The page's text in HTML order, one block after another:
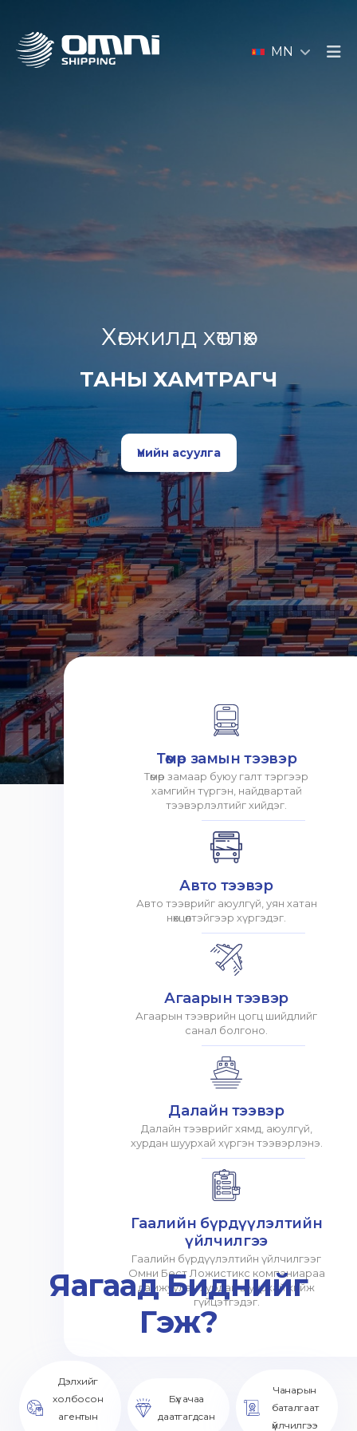
MN
Хөгжилд хөтлөх
ТАНЫ ХАМТРАГЧ
Үнийн асуулга
Төмөр замын тээвэр
Төмөр замаар буюу галт тэргээр
хамгийн түргэн, найдвартай
тээвэрлэлтийг хийдэг.
Авто тээвэр
Авто тээврийг аюулгүй, уян хатан
нөхцөлтэйгээр хүргэдэг.
Агаарын тээвэр
Агаарын тээврийн цогц шийдлийг
санал болгоно.
Далайн тээвэр
Далайн тээврийг хямд, аюулгүй,
хурдан шуурхай хүргэн тээвэрлэнэ.
Гаалийн бүрдүүлэлтийн
үйлчилгээ
Гаалийн бүрдүүлэлтийн үйлчилгээг
Омни Бест Ложистикс компаниараа
дамжуулан хурдан шуурхай хийж
гүйцэтгэдэг.
Яагаад Биднийг
Гэж?
Дэлхийг
холбосон
агентын
Бүх ачаа
даатгагдсан
Чанарын
баталгаат
үйлчилгээ